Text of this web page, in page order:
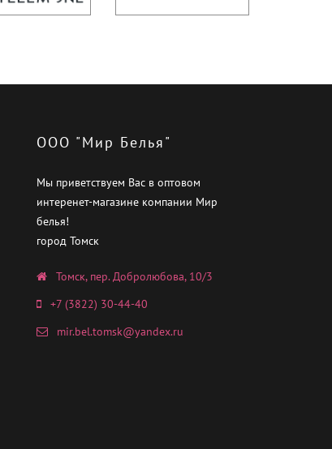
ООО "Мир Белья"
Мы приветствуем Вас в оптовом
интеренет-магазине компании Мир
белья!
город Томск
Томск, пер. Добролюбова, 10/3
+7 (3822) 30-44-40
mir.bel.tomsk@yandex.ru